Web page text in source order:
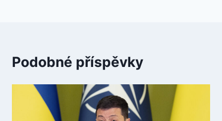
Podobné příspěvky